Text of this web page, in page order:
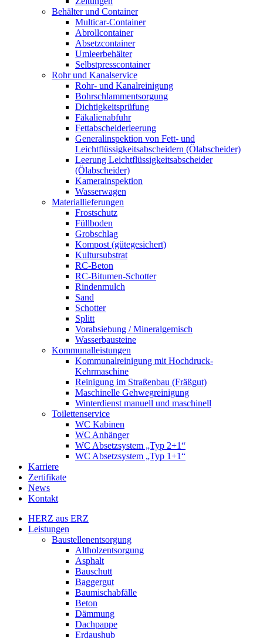
Behälter und Container
Multicar-Container
Abrollcontainer
Absetzcontainer
Umleerbehälter
Selbstpresscontainer
Rohr und Kanalservice
Rohr- und Kanalreinigung
Bohrschlammentsorgung
Dichtigkeitsprüfung
Fäkalienabfuhr
Fettabscheiderleerung
Generalinspektion von Fett- und
Leichtflüssigkeitsabscheidern (Ölabscheider)
Leerung Leichtflüssigkeitsabscheider
(Ölabscheider)
Kamerainspektion
Wasserwagen
Materiallieferungen
Frostschutz
Füllboden
Grobschlag
Kompost (gütegesichert)
Kultursubstrat
RC-Beton
RC-Bitumen-Schotter
Rindenmulch
Sand
Schotter
Splitt
Vorabsiebung / Mineralgemisch
Wasserbausteine
Kommunalleistungen
Kommunalreinigung mit Hochdruck-
Kehrmaschine
Reinigung im Straßenbau (Fräßgut)
Maschinelle Gehwegreinigung
Winterdienst manuell und maschinell
Toilettenservice
WC Kabinen
WC Anhänger
WC Absetzsystem „Typ 2+1“
WC Absetzsystem „Typ 1+1“
Karriere
Zertifikate
News
Kontakt
HERZ aus ERZ
Leistungen
Baustellenentsorgung
Altholzentsorgung
Asphalt
Bauschutt
Baggergut
Baumischabfälle
Beton
Dämmung
Dachpappe
Erdaushub